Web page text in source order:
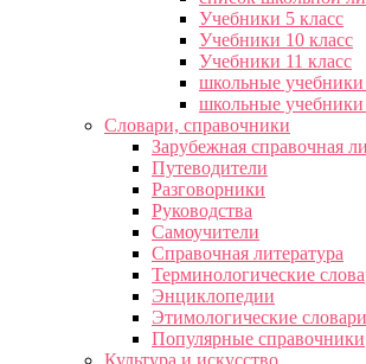
Учебники 5 класс
Учебники 10 класс
Учебники 11 класс
школьные
школьные
Словари, справочники
Зарубежная справочная
Путеводители
Разговорники
Руководства
Самоучители
Справочная литература
Терминологические
Энциклопедии
Этимологические словари
Популярные справочники
Культура и искусство